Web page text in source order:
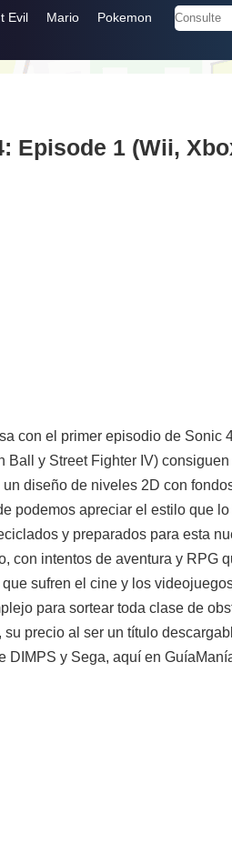
Evil Mario Pokemon
Episode 1 (Wii,
con el primer episodio de Sonic
y Street Fighter IV)
diseño de niveles 2D con
podemos apreciar el estilo que
y preparados para esta
intentos de aventura y RPG
sufren el cine y los
para sortear toda clase de
precio al ser un título
y Sega, aquí en